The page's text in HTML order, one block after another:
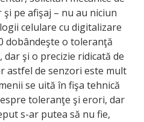
pe afişaj – nu au niciun
celulare cu digitalizare
dobândeşte o toleranţă
şi o precizie ridicată de
astfel de senzori este mult
se uită în fişa tehnică
toleranţe şi erori, dar
s-ar putea să nu fie,